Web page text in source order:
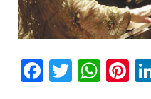
Facebook